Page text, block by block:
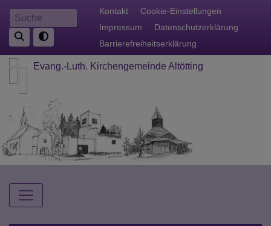
Direkt
zum
Inhalt
Suche Fußbereichsmenü
Kontakt
Cookie-Einstellungen
Impressum
Datenschutzerklärung
Barrierefreiheitserklärung
Evang.-Luth. Kirchengemeinde Altötting
Hauptnavigation